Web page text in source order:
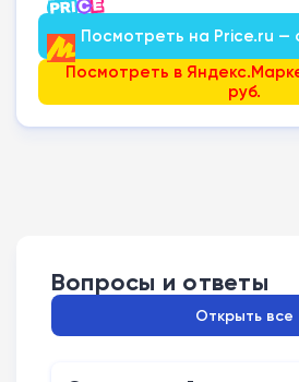
Посмотреть на Price.ru —
Посмотреть в
руб.
Вопросы и ответы
Открыть все